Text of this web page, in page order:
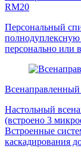
RM20
Персональный
полнодуплексную
персонально или
Настольный
(встроено 3
Встроенные
каскадирования